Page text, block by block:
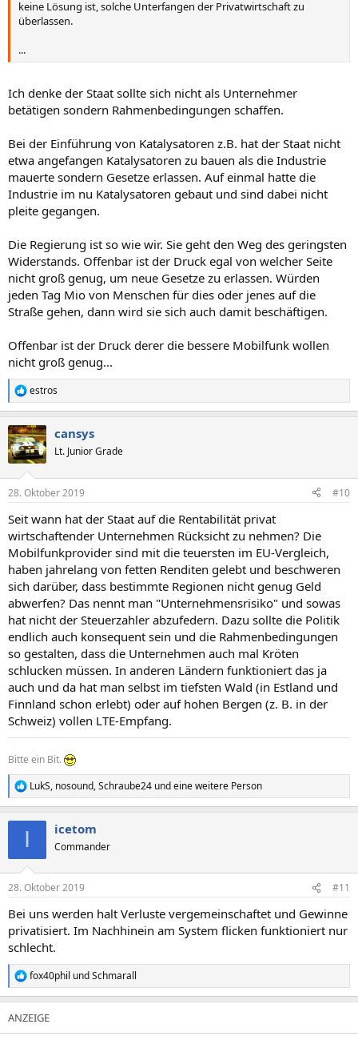
keine Lösung ist, solche Unterfangen der Privatwirtschaft zu
überlassen.
...
Ich denke der Staat sollte sich nicht als Unternehmer
betätigen sondern Rahmenbedingungen schaffen.
Bei der Einführung von Katalysatoren z.B. hat der Staat nicht
etwa angefangen Katalysatoren zu bauen als die Industrie
mauerte sondern Gesetze erlassen. Auf einmal hatte die
Industrie im nu Katalysatoren gebaut und sind dabei nicht
pleite gegangen.
Die Regierung ist so wie wir. Sie geht den Weg des geringsten
Widerstands. Offenbar ist der Druck egal von welcher Seite
nicht groß genug, um neue Gesetze zu erlassen. Würden
jeden Tag Mio von Menschen für dies oder jenes auf die
Straße gehen, dann wird sie sich auch damit beschäftigen.
Offenbar ist der Druck derer die bessere Mobilfunk wollen
nicht groß genug...
R
e
k
t
i
e
:
estros
cansys
Lt. Junior Grade
28. Oktober 2019 #10
Seit wann hat der Staat auf die Rentabilität privat
wirtschaftender Unternehmen Rücksicht zu nehmen? Die
Mobilfunkprovider sind mit die teuersten im EU-Vergleich,
haben jahrelang von fetten Renditen gelebt und beschweren
sich darüber, dass bestimmte Regionen nicht genug Geld
abwerfen? Das nennt man "Unternehmensrisiko" und sowas
hat nicht der Steuerzahler abzufedern. Dazu sollte die Politik
endlich auch konsequent sein und die Rahmenbedingungen
so gestalten, dass die Unternehmen auch mal Kröten
schlucken müssen. In anderen Ländern funktioniert das ja
auch und da hat man selbst im tiefsten Wald (in Estland und
Finnland schon erlebt) oder auf hohen Bergen (z. B. in der
Schweiz) vollen LTE-Empfang.
Bitte ein Bit.
R
e
e
:
LukS, nosound,Schraube24 und eine weitere Person
I icetom
Commander
28. Oktober 2019 #11
Bei uns werden halt Verluste vergemeinschaftet und Gewinne
privatisiert. Im Nachhinein am System flicken funktioniert nur
schlecht.
R
e
a
k
t
fox40phil undSchmarall